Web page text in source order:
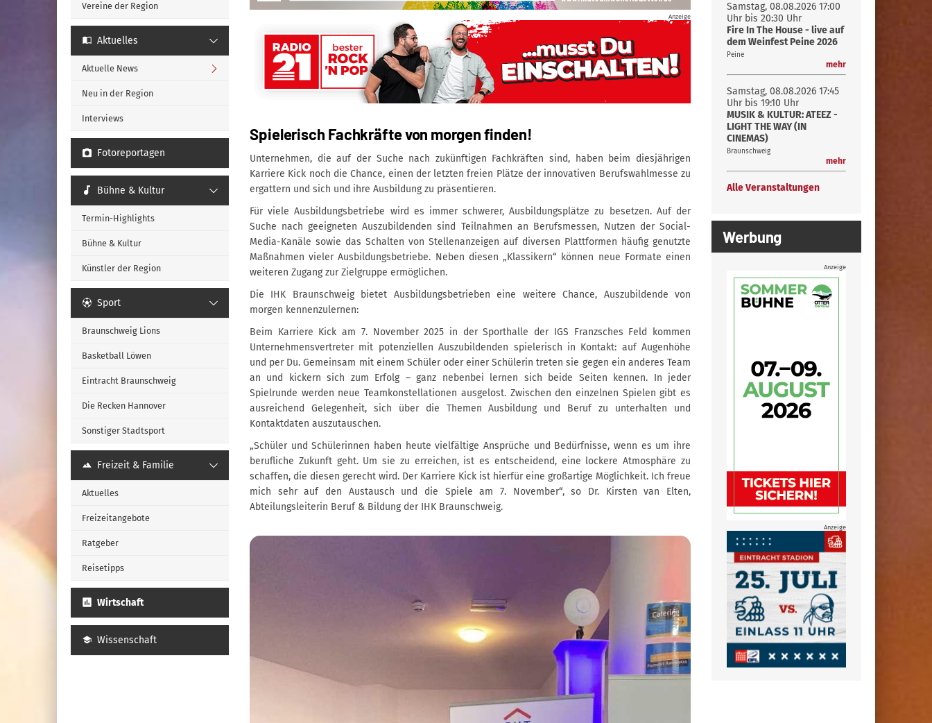
Vereine der Region
Aktuelles
Aktuelle News
Neu in der Region
Interviews
Fotoreportagen
Bühne & Kultur
Termin-Highlights
Bühne & Kultur
Künstler der Region
Sport
Braunschweig Lions
Basketball Löwen
Eintracht Braunschweig
Die Recken Hannover
Sonstiger Stadtsport
Freizeit & Familie
Aktuelles
Freizeitangebote
Ratgeber
Reisetipps
Wirtschaft
Wissenschaft
Anzeige
Spielerisch Fachkräfte von morgen finden!
Unternehmen, die auf der Suche nach zukünftigen Fachkräften sind, haben beim diesjährigen
Karriere Kick noch die Chance, einen der letzten freien Plätze der innovativen Berufswahlmesse zu
ergattern und sich und ihre Ausbildung zu präsentieren.
Für viele Ausbildungsbetriebe wird es immer schwerer, Ausbildungsplätze zu besetzen. Auf der
Suche nach geeigneten Auszubildenden sind Teilnahmen an Berufsmessen, Nutzen der Social-
Media-Kanäle sowie das Schalten von Stellenanzeigen auf diversen Plattformen häufig genutzte
Maßnahmen vieler Ausbildungsbetriebe. Neben diesen „Klassikern“ können neue Formate einen
weiteren Zugang zur Zielgruppe ermöglichen.
Die IHK Braunschweig bietet Ausbildungsbetrieben eine weitere Chance, Auszubildende von
morgen kennenzulernen:
Beim Karriere Kick am 7. November 2025 in der Sporthalle der IGS Franzsches Feld kommen
Unternehmensvertreter mit potenziellen Auszubildenden spielerisch in Kontakt: auf Augenhöhe
und per Du. Gemeinsam mit einem Schüler oder einer Schülerin treten sie gegen ein anderes Team
an und kickern sich zum Erfolg – ganz nebenbei lernen sich beide Seiten kennen. In jeder
Spielrunde werden neue Teamkonstellationen ausgelost. Zwischen den einzelnen Spielen gibt es
ausreichend Gelegenheit, sich über die Themen Ausbildung und Beruf zu unterhalten und
Kontaktdaten auszutauschen.
„Schüler und Schülerinnen haben heute vielfältige Ansprüche und Bedürfnisse, wenn es um ihre
berufliche Zukunft geht. Um sie zu erreichen, ist es entscheidend, eine lockere Atmosphäre zu
schaffen, die diesen gerecht wird. Der Karriere Kick ist hierfür eine großartige Möglichkeit. Ich freue
mich sehr auf den Austausch und die Spiele am 7. November“, so Dr. Kirsten van Elten,
Abteilungsleiterin Beruf & Bildung der IHK Braunschweig.
Samstag, 08.08.2026 17:00
Uhr bis 20:30 Uhr
Fire In The House - live auf
dem Weinfest Peine 2026
Peine
mehr
Samstag, 08.08.2026 17:45
Uhr bis 19:10 Uhr
MUSIK & KULTUR: ATEEZ -
LIGHT THE WAY (IN
CINEMAS)
Braunschweig
mehr
Alle Veranstaltungen
Werbung
Anzeige
Anzeige